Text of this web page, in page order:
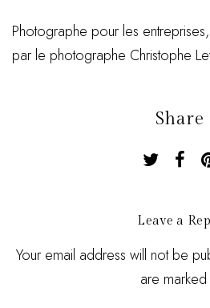
Photographe pour les
par le photographe Christophe
Share
Leave a
Your email address will not be
are